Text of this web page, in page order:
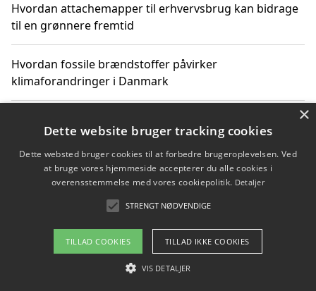
Hvordan attachemapper til erhvervsbrug kan bidrage
til en grønnere fremtid
Hvordan fossile brændstoffer påvirker
klimaforandringer i Danmark
klimaændringer
Hvordan citater om fossile brændstoffer kan ændre
Copyright 2026 - Pilanto Aps
Om / kontakt
×
Dette website bruger tracking cookies
Dette websted bruger cookies til at forbedre brugeroplevelsen. Ved
at bruge vores hjemmeside accepterer du alle cookies i
overensstemmelse med vores cookiepolitik. Detaljer
STRENGT NØDVENDIGE
TILLAD COOKIES TILLAD IKKE COOKIES
VIS DETALJER